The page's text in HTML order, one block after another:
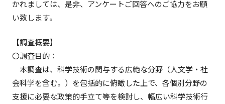
かれましては、是非、アンケートご回答へのご協力をお願
い致します。
【調査概要】
〇調査目的：
本調査は、科学技術の関与する広範な分野（人文学・社
会科学を含む。）を包括的に俯瞰した上で、各個別分野の
支援に必要な政策的手立て等を検討し、幅広い科学技術行